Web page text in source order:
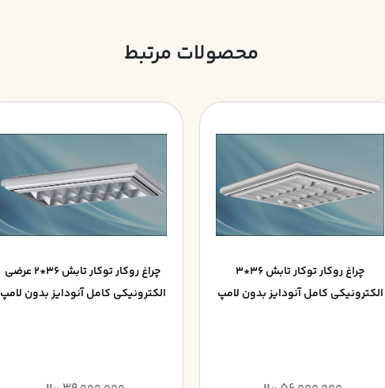
محصولات مرتبط
چراغ روکار توکار تابش 36*3
الکترونيکي کامل آنودايز بدون لامپ
چراغ روکار توکار تابش 36*2 عرضي
الکترونيکي کامل آنودايز بدون لامپ